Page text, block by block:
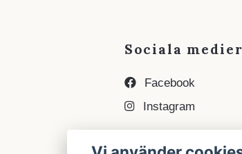
Sociala medier
Facebook
Instagram